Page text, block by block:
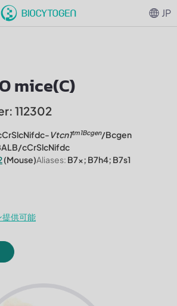
mice(C)
112302
Vtcn1tm1Bcgen/Bcgen
cCrSlcNifdc
(Mouse)Aliases: B7x; B7h4; B7s1
提供可能
JP